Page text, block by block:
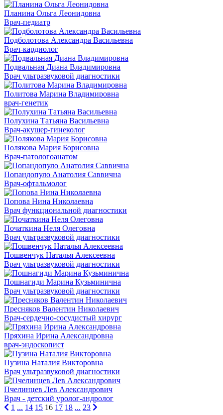
Планина Ольга Леонидовна
Врач-педиатр
Подболотова Александра Васильевна
Врач-кардиолог
Подвальная Диана Владимировна
Врач ультразвуковой диагностики
Политова Марина Владимировна
врач-генетик
Полухина Татьяна Васильевна
Врач-акушер-гинеколог
Полякова Мария Борисовна
Врач-патологоанатом
Попандопуло Анатолия Саввична
Врач-офтальмолог
Попова Нина Николаевна
Врач функциональной диагностики
Початкина Неля Олеговна
Врач ультразвуковой диагностики
Пошвенчук Наталья Алексеевна
Врач ультразвуковой диагностики
Пошнагиди Марина Кузьминична
Врач ультразвуковой диагностики
Пресняков Валентин Николаевич
Врач-сердечно-сосудистый хирург
Пряхина Ирина Александровна
врач-эндоскопист
Пузина Наталия Викторовна
Врач ультразвуковой диагностики
Пчелинцев Лев Александрович
Врач - детский уролог-андролог
1 ... 14 15 16 17 18 ... 23